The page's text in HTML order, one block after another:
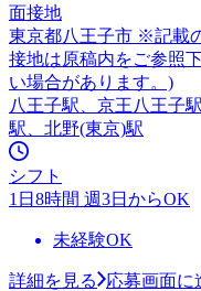
面接地
東京都八王子市 ※記載
接地は原稿内をご参照
い場合があります。)
八王子駅、京王八王子
駅、北野(東京)駅
シフト
1日8時間 週3日からOK
未経験OK
詳細を見る
応募画面に